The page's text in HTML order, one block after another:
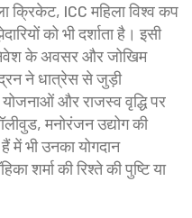
क्रिकेट, ICC महिला विश्व कप
को भी दर्शाता है। इसी
के अवसर और जोखिम
ने धात्रेस से जुड़ी
योजनाओं और राजस्व वृद्धि पर
,मनोरंजन उद्योग की
में भी उनका योगदान
शर्मा की रिश्ते की पुष्टि या